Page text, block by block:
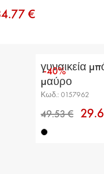
€
-40%
γυναικεία
μαύρο
Κωδ.: 0157962